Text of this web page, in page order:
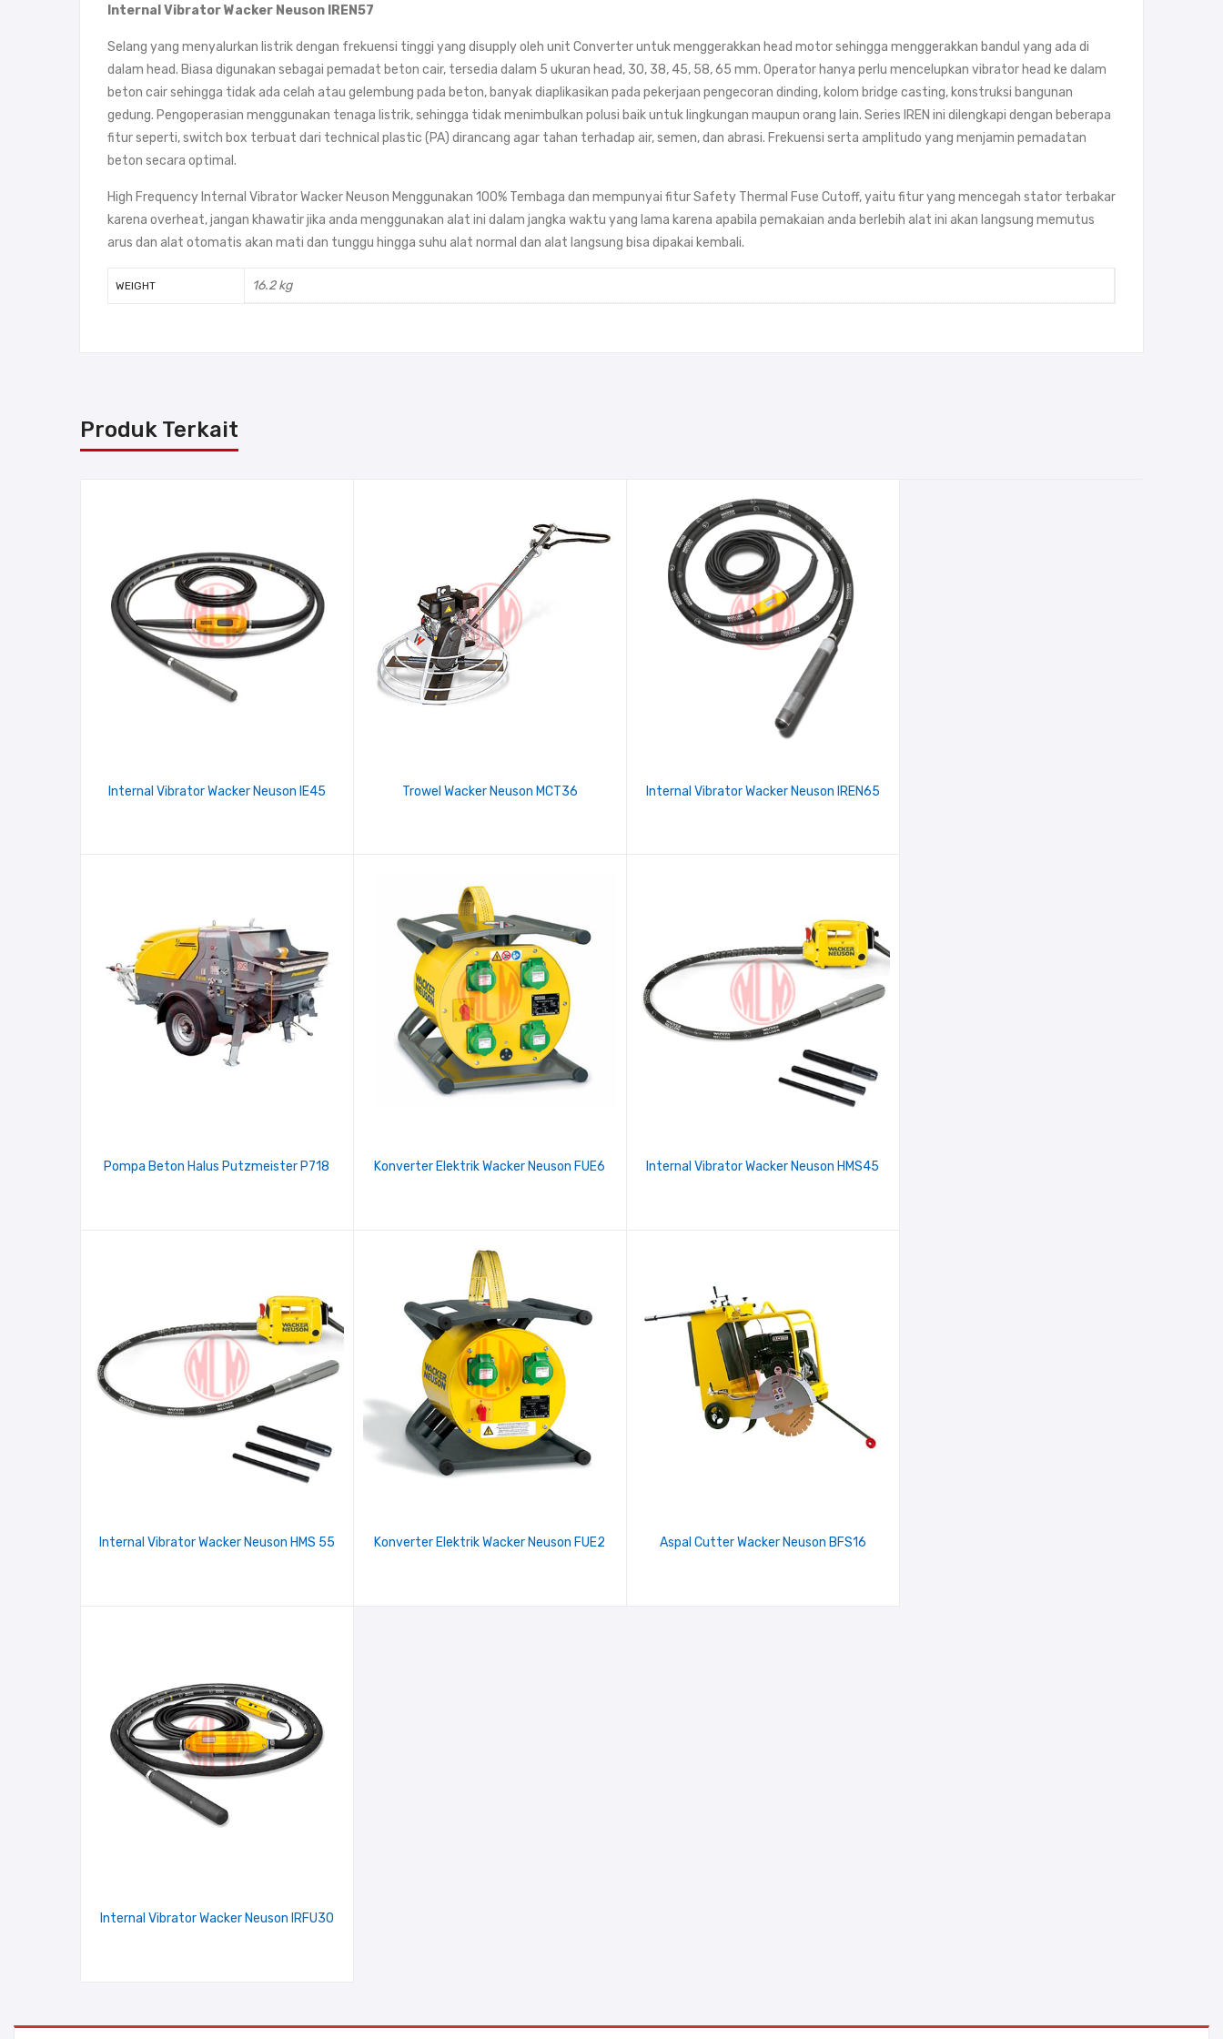
Internal Vibrator Wacker Neuson IREN57
Selang yang menyalurkan listrik dengan frekuensi tinggi yang disupply oleh unit Converter untuk menggerakkan head motor sehingga menggerakkan bandul yang ada di
dalam head. Biasa digunakan sebagai pemadat beton cair, tersedia dalam 5 ukuran head, 30, 38, 45, 58, 65 mm. Operator hanya perlu mencelupkan vibrator head ke dalam
beton cair sehingga tidak ada celah atau gelembung pada beton, banyak diaplikasikan pada pekerjaan pengecoran dinding, kolom bridge casting, konstruksi bangunan
gedung. Pengoperasian menggunakan tenaga listrik, sehingga tidak menimbulkan polusi baik untuk lingkungan maupun orang lain. Series IREN ini dilengkapi dengan beberapa
fitur seperti, switch box terbuat dari technical plastic (PA) dirancang agar tahan terhadap air, semen, dan abrasi. Frekuensi serta amplitudo yang menjamin pemadatan
beton secara optimal.
High Frequency Internal Vibrator Wacker Neuson Menggunakan 100% Tembaga dan mempunyai fitur Safety Thermal Fuse Cutoff,yaitu fitur yang mencegah stator terbakar
karena overheat, jangan khawatir jika anda menggunakan alat ini dalam jangka waktu yang lama karena apabila pemakaian anda berlebih alat ini akan langsung memutus
arus dan alat otomatis akan mati dan tunggu hingga suhu alat normal dan alat langsung bisa dipakai kembali.
WEIGHT 16.2 kg
Produk Terkait
Internal Vibrator Wacker Neuson IE45 Trowel Wacker Neuson MCT36 Internal Vibrator Wacker Neuson IREN65
Pompa Beton Halus Putzmeister P718 Konverter Elektrik Wacker Neuson FUE6 Internal Vibrator Wacker Neuson HMS45
Internal Vibrator Wacker Neuson HMS 55 Konverter Elektrik Wacker Neuson FUE2 Aspal Cutter Wacker Neuson BFS16
Internal Vibrator Wacker Neuson IRFU30